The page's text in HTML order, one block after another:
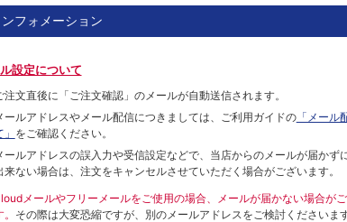
ンフォメーション
設定について
注文直後に「ご注文確認」のメールが自動送信されます。
ールアドレスやメール配信につきましては、ご利用ガイドの「メール
をご確認ください。
ールアドレスの誤入力や受信設定などで、当店からのメールが届かず
来ない場合は、注文をキャンセルさせていただく場合がございます。
メールやフリーメールをご使用の場合、メールが届かない場合がご
その際は大変恐縮ですが、別のメールアドレスをご検討くださいま